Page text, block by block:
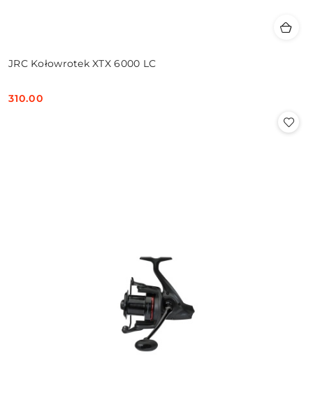
JRC Kołowrotek XTX 6000 LC
Cena:
310.00